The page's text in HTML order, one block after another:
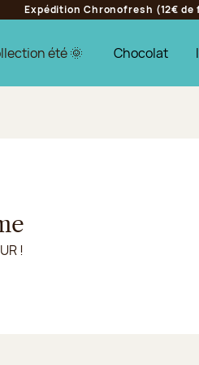
Expédition Chronofresh (12€
été 🌞 Chocolat
!